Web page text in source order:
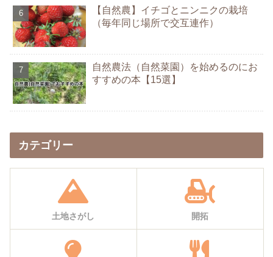
【自然農】イチゴとニンニクの栽培
（毎年同じ場所で交互連作）
自然農法（自然菜園）を始めるのにお
すすめの本【15選】
カテゴリー
土地さがし 開拓